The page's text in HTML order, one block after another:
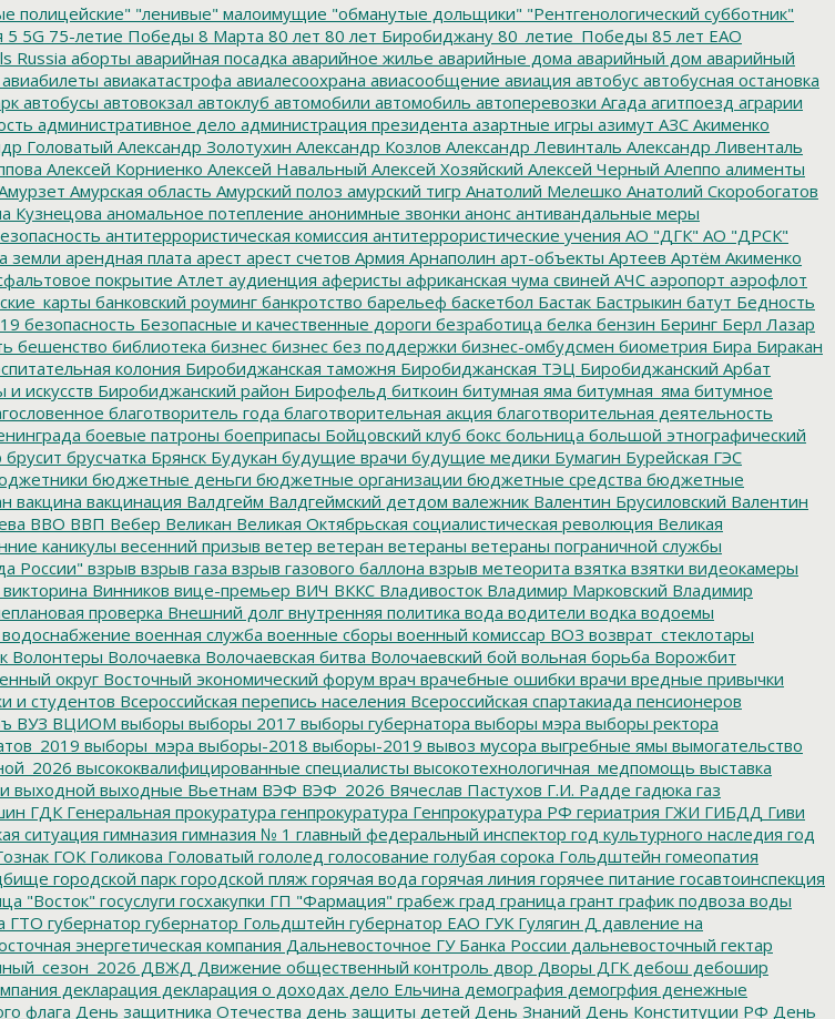
полицейские" "ленивые" малоимущие "обманутые дольщики" "Рентгенологический субботник"
5 5G 75-летие Победы 8 Марта 80 лет 80 лет Биробиджану 80_летие_Победы 85 лет ЕАО
Russia аборты аварийная посадка аварийное жилье аварийные дома аварийный дом аварийный
авиабилеты авиакатастрофа авиалесоохрана авиасообщение авиация автобус автобусная остановка
автобусы автовокзал автоклуб автомобили автомобиль автоперевозки Агада агитпоезд аграрии
административное дело администрация президента азартные игры азимут АЗС Акименко
Головатый Александр Золотухин Александр Козлов Александр Левинталь Александр Ливенталь
Алексей Корниенко Алексей Навальный Алексей Хозяйский Алексей Черный Алеппо алименты
Амурская область Амурский полоз амурский тигр Анатолий Мелешко Анатолий Скоробогатов
Кузнецова аномальное потепление анонимные звонки анонс антивандальные меры
антитеррористическая комиссия антитеррористические учения АО "ДГК" АО "ДРСК"
земли арендная плата арест арест счетов Армия Арнаполин арт-объекты Артеев Артём Акименко
покрытие Атлет аудиенция аферисты африканская чума свиней АЧС аэропорт аэрофлот
банковский роуминг банкротство барельеф баскетбол Бастак Бастрыкин батут Бедность
безопасность Безопасные и качественные дороги безработица белка бензин Беринг Берл Лазар
бешенство библиотека бизнес бизнес без поддержки бизнес-омбудсмен биометрия Бира Биракан
колония Биробиджанская таможня Биробиджанская ТЭЦ Биробиджанский Арбат
искусств Биробиджанский район Бирофельд биткоин битумная яма битумная_яма битумное
благотворитель года благотворительная акция благотворительная деятельность
боевые патроны боеприпасы Бойцовский клуб бокс больница большой этнографический
брусит брусчатка Брянск Будукан будущие врачи будущие медики Бумагин Бурейская ГЭС
бюджетные деньги бюджетные организации бюджетные средства бюджетные
вакцина вакцинация Валдгейм Валдгеймский детдом валежник Валентин Брусиловский Валентин
ВВО ВВП Вебер Великан Великая Октябрьская социалистическая революция Великая
каникулы весенний призыв ветер ветеран ветераны ветераны пограничной службы
России" взрыв взрыв газа взрыв газового баллона взрыв метеорита взятка взятки видеокамеры
викторина Винников вице-премьер ВИЧ ВККС Владивосток Владимир Марковский Владимир
проверка Внешний долг внутренняя политика вода водители водка водоемы
водоснабжение военная служба военные сборы военный комиссар ВОЗ возврат_стеклотары
Волонтеры Волочаевка Волочаевская битва Волочаевский бой вольная борьба Ворожбит
округ Восточный экономический форум врач врачебные ошибки врачи вредные привычки
и студентов Всероссийская перепись населения Всероссийская спартакиада пенсионеров
ВУЗ ВЦИОМ выборы выборы 2017 выборы губернатора выборы мэра выборы ректора
выборы_мэра выборы-2018 выборы-2019 вывоз мусора выгребные ямы вымогательство
высококвалифицированные специалисты высокотехнологичная_медпомощь выставка
выходной выходные Вьетнам ВЭФ ВЭФ_2026 Вячеслав Пастухов Г.И. Радде гадюка газ
ГДК Генеральная прокуратура генпрокуратура Генпрокуратура РФ гериатрия ГЖИ ГИБДД Гиви
ситуация гимназия гимназия № 1 главный федеральный инспектор год культурного наследия год
ГОК Голикова Головатый гололед голосование голубая сорока Гольдштейн гомеопатия
городской парк городской пляж горячая вода горячая линия горячее питание госавтоинспекция
"Восток" госуслуги госхакупки ГП "Фармация" грабеж град граница грант график подвоза воды
ГТО губернатор губернатор Гольдштейн губернатор ЕАО ГУК Гулягин Д давление на
энергетическая компания Дальневосточное ГУ Банка России дальневосточный гектар
ДВЖД Движение общественный контроль двор Дворы ДГК дебош дебошир
декларация декларация о доходах дело Ельчина демография демогрфия денежные
флага День защитника Отечества день защиты детей День Знаний День Конституции РФ День